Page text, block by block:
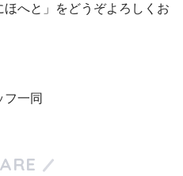
へと」をどうぞよろしくお
フ一同